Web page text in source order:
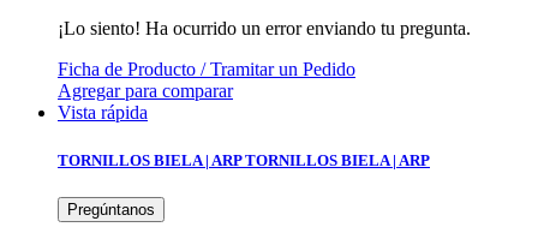
¡Lo siento! Ha ocurrido un error enviando tu pregunta.
Ficha de Producto / Tramitar un Pedido
Agregar para comparar
Vista rápida
TORNILLOS BIELA | ARP TORNILLOS BIELA | ARP
Pregúntanos